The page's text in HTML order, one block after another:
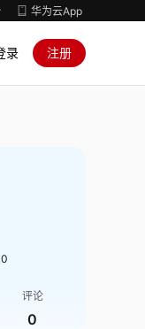
华为云App
录 注册
0
评论
0